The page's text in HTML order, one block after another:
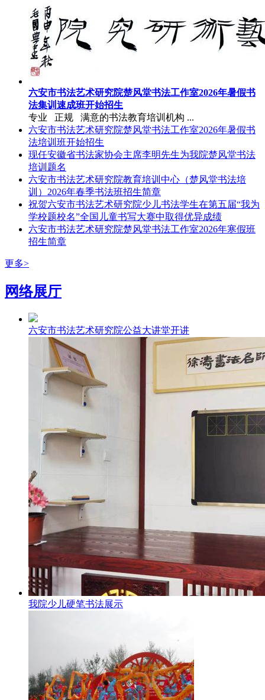
六安市书法艺术研究院楚风堂书法工作室2026年暑假书
法集训速成班开始招生
专业 正规 满意的书法教育培训机构 ...
六安市书法艺术研究院楚风堂书法工作室2026年暑假书
法培训班开始招生
现任安徽省书法家协会主席李明先生为我院楚风堂书法
培训题名
六安市书法艺术研究院教育培训中心（楚风堂书法培
训）2026年春季书法班招生简章
祝贺六安市书法艺术研究院少儿书法学生在第五届“我为
学校题校名”全国儿童书写大赛中取得优异成绩
六安市书法艺术研究院楚风堂书法工作室2026年寒假班
招生简章
更多>
网络展厅
六安市书法艺术研究院公益大讲堂开讲
我院少儿硬笔书法展示